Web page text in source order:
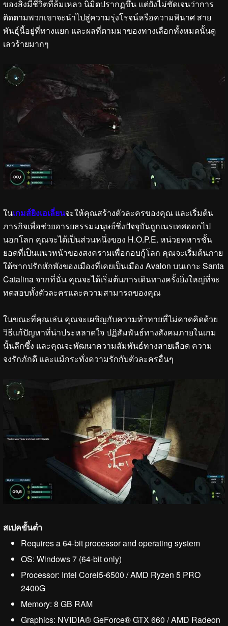
ของสิ่งมีชีวิตที่ล้มเหลว นิมิตปรากฏขึ้น แต่ยังไม่ชัดเจนว่าการ
ติดตามพวกเขาจะนำไปสู่ความรุ่งโรจน์หรือความพินาศ สาย
พันธุ์นี้อยู่ที่ทางแยก และผลที่ตามมาของทางเลือกทั้งหมดนั้นดู
เลวร้ายมากๆ
ในเกมส์ยิงเอเลี่ยนจะให้คุณสร้างตัวละครของคุณ และเริ่มต้น
ภารกิจเพื่อช่วยอารยธรรมมนุษย์ซึ่งปัจจุบันถูกเนรเทศออกไป
นอกโลก คุณจะได้เป็นส่วนหนึ่งของ H.O.P.E. หน่วยทหารชั้น
ยอดที่เป็นแนวหน้าของสงครามเพื่อกอบกู้โลก คุณจะเริ่มต้นภาย
ใต้ซากปรักหักพังของเมืองที่เคยเป็นเมือง Avalon บนเกาะ Santa
Catalina จากที่นั่น คุณจะได้เริ่มต้นการเดินทางครั้งยิ่งใหญ่ที่จะ
ทดสอบทั้งตัวละครและความสามารถของคุณ
ในขณะที่คุณเล่น คุณจะเผชิญกับความท้าทายที่ไม่คาดคิดด้วย
วิธีแก้ปัญหาที่น่าประหลาดใจ ปฏิสัมพันธ์ทางสังคมภายในเกม
นั้นลึกซึ้ง และคุณจะพัฒนาความสัมพันธ์ทางสายเลือด ความ
จงรักภักดี และแม้กระทั่งความรักกับตัวละครอื่นๆ
สเปคขั้นต่ำ
Requires a 64-bit processor and operating system
OS: Windows 7 (64-bit only)
Processor: Intel Corei5-6500 / AMD Ryzen 5 PRO
2400G
Memory: 8 GB RAM
Graphics: NVIDIA® GeForce® GTX 660 / AMD Radeon